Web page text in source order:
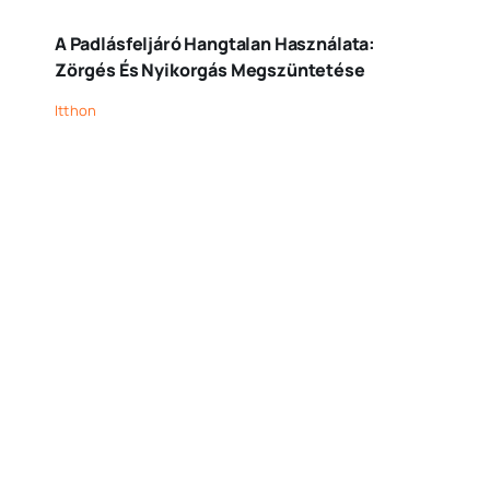
A Padlásfeljáró Hangtalan Használata:
Zörgés És Nyikorgás Megszüntetése
Itthon